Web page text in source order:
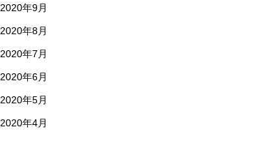
2020年9月
2020年8月
2020年7月
2020年6月
2020年5月
2020年4月